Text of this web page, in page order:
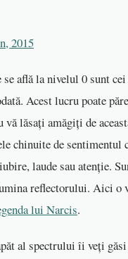
2015
află la nivelul 0 sunt
Acest lucru poate
vă lăsați amăgiți de
chinuite de sentimentul
laude sau atenție.
reflectorului. Aici o
lui Narcis.
al spectrului îi veți